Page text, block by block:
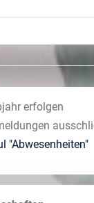
erfolgen
"Abwesenheiten"